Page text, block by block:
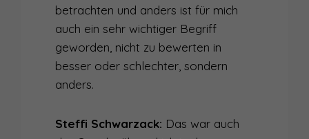
betrachten und anders ist für mich
auch ein sehr wichtiger Begriff
geworden, nicht zu bewerten in
besser oder schlechter, sondern
anders.
Steffi Schwarzack: Das war auch